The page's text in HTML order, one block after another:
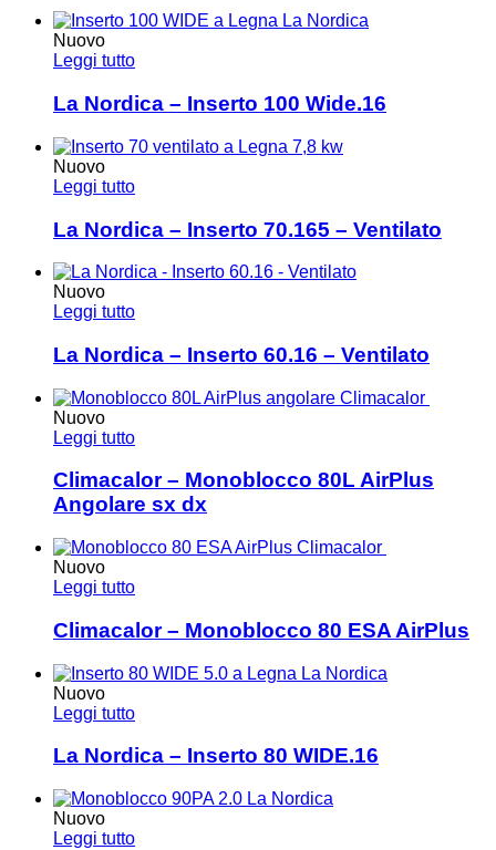
Nuovo
Leggi tutto
La Nordica – Inserto 100 Wide.16
Nuovo
Leggi tutto
La Nordica – Inserto 70.165 – Ventilato
Nuovo
Leggi tutto
La Nordica – Inserto 60.16 – Ventilato
Nuovo
Leggi tutto
Climacalor – Monoblocco 80L AirPlus
Angolare sx dx
Nuovo
Leggi tutto
Climacalor – Monoblocco 80 ESA AirPlus
Nuovo
Leggi tutto
La Nordica – Inserto 80 WIDE.16
Nuovo
Leggi tutto